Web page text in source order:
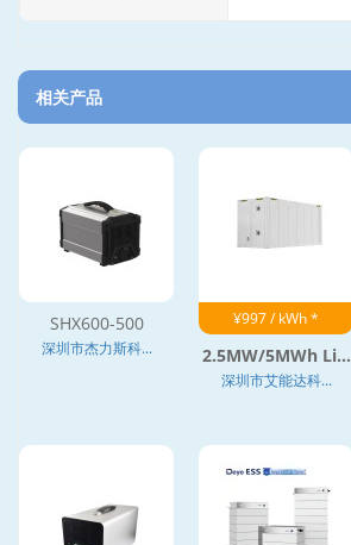
相关产品
SHX600-500
深圳市杰力斯科...
¥997 / kWh *
2.5MW/5MWh Li...
深圳市艾能达科...